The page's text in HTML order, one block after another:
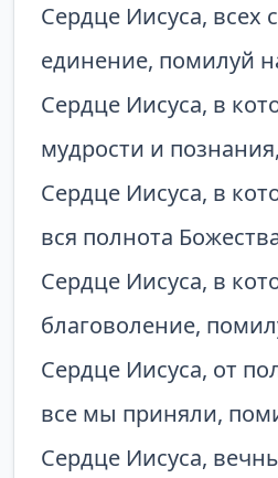
Сердце Иисуса, всех
единение, помилуй
Сердце Иисуса, в
мудрости и
Сердце Иисуса, в
вся полнота
Сердце Иисуса, в
благоволение,
Сердце Иисуса, от
все мы приняли,
Сердце Иисуса,